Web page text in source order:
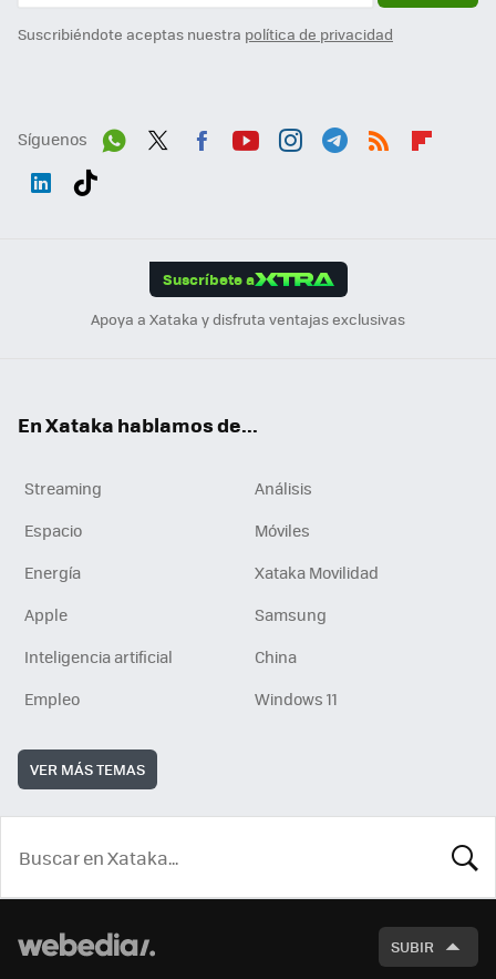
Suscribiéndote aceptas nuestra política de privacidad
Síguenos
Suscríbete a
Apoya a Xataka y disfruta ventajas exclusivas
En Xataka hablamos de...
Streaming
Análisis
Espacio
Móviles
Energía
Xataka Movilidad
Apple
Samsung
Inteligencia artificial
China
Empleo
Windows 11
VER MÁS TEMAS
SUBIR